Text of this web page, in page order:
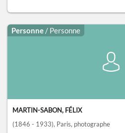
Personne / Personne
MARTIN-SABON, FÉLIX
(1846 - 1933), Paris, photographe